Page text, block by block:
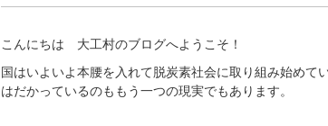
こんにちは 大工村のブログへようこそ！
国はいよいよ本腰を入れて脱炭素社会に取り組み始め
はだかっているのももう一つの現実でもあります。